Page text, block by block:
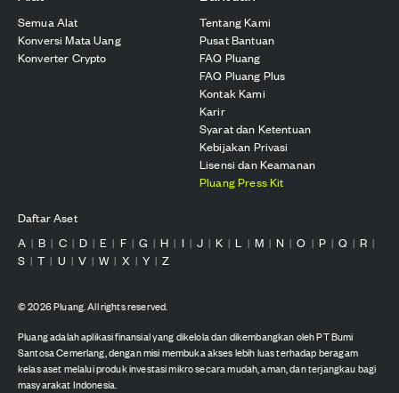
Semua Alat
Konversi Mata Uang
Konverter Crypto
Tentang Kami
Pusat Bantuan
FAQ Pluang
FAQ Pluang Plus
Kontak Kami
Karir
Syarat dan Ketentuan
Kebijakan Privasi
Lisensi dan Keamanan
Pluang Press Kit
Daftar Aset
A | B | C | D | E | F | G | H | I | J | K | L | M | N | O | P | Q | R |
S | T | U | V | W | X | Y | Z
©2026Pluang. All rights reserved.
Pluang adalah aplikasi finansial yang dikelola dan dikembangkan oleh PT Bumi
Santosa Cemerlang, dengan misi membuka akses lebih luas terhadap beragam
kelas aset melalui produk investasi mikro secara mudah, aman, dan terjangkau bagi
masyarakat Indonesia.